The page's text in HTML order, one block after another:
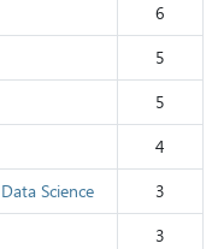
6
5
5
4
Science
3
3